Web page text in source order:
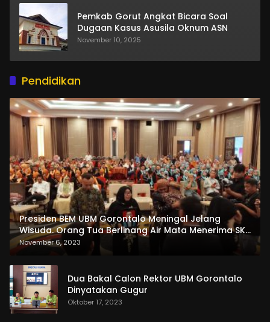
Pemkab Gorut Angkat Bicara Soal
Dugaan Kasus Asusila Oknum ASN
November 10, 2025
Pendidikan
Presiden BEM UBM Gorontalo Meningal Jelang
Wisuda. Orang Tua Berlinang Air Mata Menerima SKL
dan Pemasangan Salempang
November 6, 2023
Dua Bakal Calon Rektor UBM Gorontalo
Dinyatakan Gugur
Oktober 17, 2023